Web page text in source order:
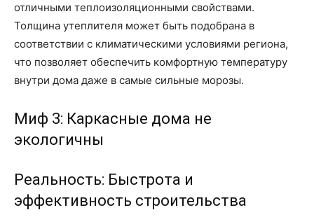
отличными теплоизоляционными свойствами.
Толщина утеплителя может быть подобрана в
соответствии с климатическими условиями региона,
что позволяет обеспечить комфортную температуру
внутри дома даже в самые сильные морозы.
Миф 3: Каркасные дома не
экологичны
Реальность: Быстрота и
эффективность строительства